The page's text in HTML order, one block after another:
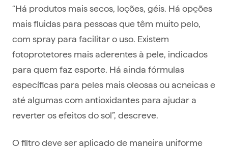
“Há produtos mais secos, loções, géis. Há opções
mais fluidas para pessoas que têm muito pelo,
com spray para facilitar o uso. Existem
fotoprotetores mais aderentes à pele, indicados
para quem faz esporte. Há ainda fórmulas
específicas para peles mais oleosas ou acneicas e
até algumas com antioxidantes para ajudar a
reverter os efeitos do sol”, descreve.
O filtro deve ser aplicado de maneira uniforme